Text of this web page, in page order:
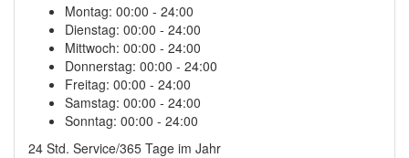
Montag: 00:00 - 24:00
Dienstag: 00:00 - 24:00
Mittwoch: 00:00 - 24:00
Donnerstag: 00:00 - 24:00
Freitag: 00:00 - 24:00
Samstag: 00:00 - 24:00
Sonntag: 00:00 - 24:00
24 Std. Service/365 Tage im Jahr